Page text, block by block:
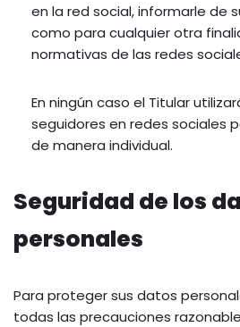
en la red social, informarle de
como para cualquier otra
normativas de las redes
En ningún caso el Titular
seguidores en redes sociales
de manera individual.
Seguridad de los
personales
Para proteger sus datos
todas las precauciones